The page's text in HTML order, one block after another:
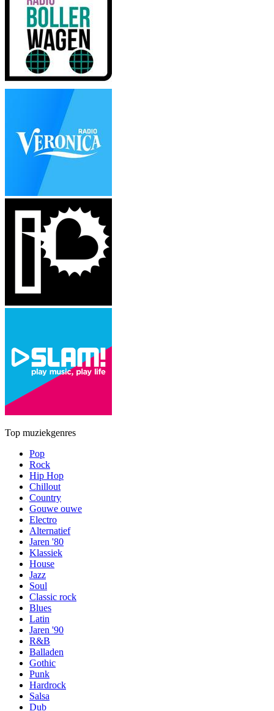
Top muziekgenres
Pop
Rock
Hip Hop
Chillout
Country
Gouwe ouwe
Electro
Alternatief
Jaren '80
Klassiek
House
Jazz
Soul
Classic rock
Blues
Latin
Jaren '90
R&B
Balladen
Gothic
Punk
Hardrock
Salsa
Dub